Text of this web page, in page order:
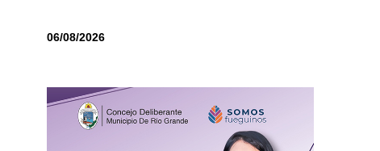
06/08/2026